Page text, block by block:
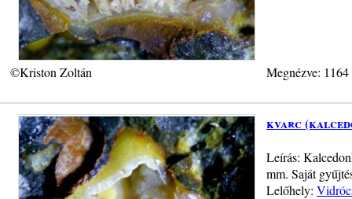
©Kriston Zoltán Megnézve:
kvarc
Leírás:
mm. Saját
Lelőhely: